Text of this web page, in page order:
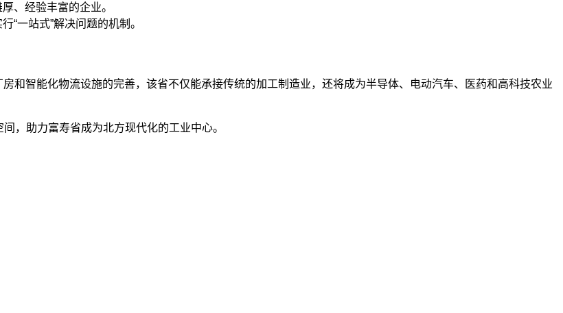
、经验丰富的企业。
“一站式”解决问题的机制。
和智能化物流设施的完善，该省不仅能承接传统的加工制造业，还将成为半导体、电动汽车、医药和高科技农业
，助力富寿省成为北方现代化的工业中心。